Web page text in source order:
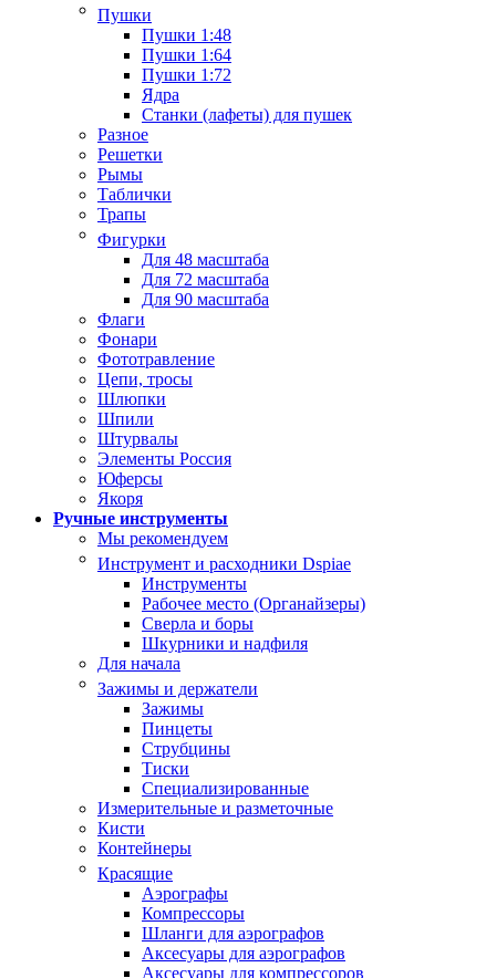
Пушки
Пушки 1:48
Пушки 1:64
Пушки 1:72
Ядра
Станки (лафеты) для пушек
Разное
Решетки
Рымы
Таблички
Трапы
Фигурки
Для 48 масштаба
Для 72 масштаба
Для 90 масштаба
Флаги
Фонари
Фототравление
Цепи, тросы
Шлюпки
Шпили
Штурвалы
Элементы Россия
Юферсы
Якоря
Ручные инструменты
Мы рекомендуем
Инструмент и расходники Dspiae
Инструменты
Рабочее место (Органайзеры)
Сверла и боры
Шкурники и надфиля
Для начала
Зажимы и держатели
Зажимы
Пинцеты
Струбцины
Тиски
Специализированные
Измерительные и разметочные
Кисти
Контейнеры
Красящие
Аэрографы
Компрессоры
Шланги для аэрографов
Аксесуары для аэрографов
Аксесуары для компрессоров